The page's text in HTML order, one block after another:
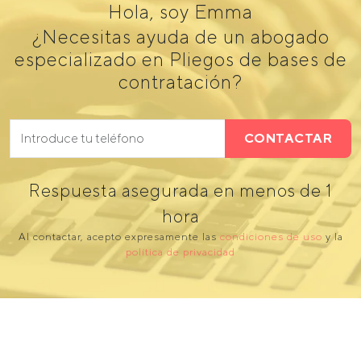
Hola, soy Emma
¿Necesitas ayuda de un abogado
especializado en Pliegos de bases de
contratación?
CONTACTAR
Respuesta asegurada en menos de 1
hora
Al contactar, acepto expresamente las condiciones de uso y la
política de privacidad